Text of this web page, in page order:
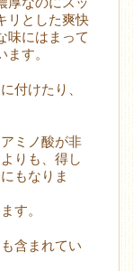
リとした爽快
味にはまって
ます。
付けたり、
ミノ酸が非
りも、得し
もなりま
す。
も含まれてい